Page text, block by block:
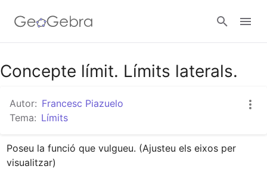
Google Classroom
Aula GeoGebra
Valideu-vos
Concepte límit. Límits laterals.
Autor: Francesc Piazuelo
Tema: Límits
Poseu la funció que vulgueu. (Ajusteu els eixos per
visualitzar)